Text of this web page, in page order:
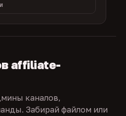
affiliate-
каналов,
Забирай файлом или